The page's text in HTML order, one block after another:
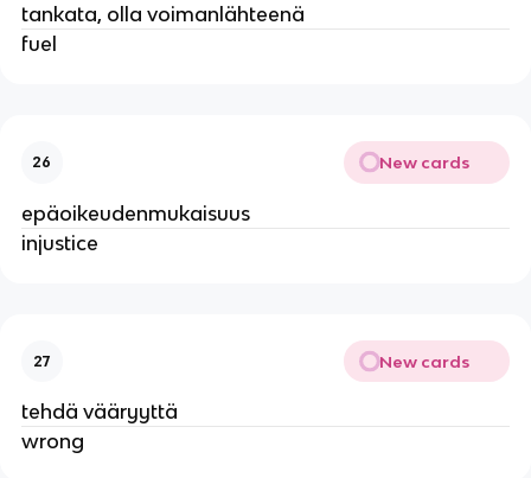
tankata, olla voimanlähteenä
fuel
26 New cards
epäoikeudenmukaisuus
injustice
27 New cards
tehdä vääryyttä
wrong